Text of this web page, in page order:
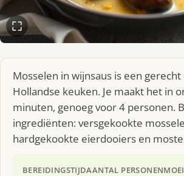
Mosselen in wijnsaus is een gerecht
Hollandse keuken. Je maakt het in
minuten, genoeg voor 4 personen.
ingrediënten: versgekookte
hardgekookte eierdooiers en
BEREIDINGSTIJDAANTAL PERSONEN